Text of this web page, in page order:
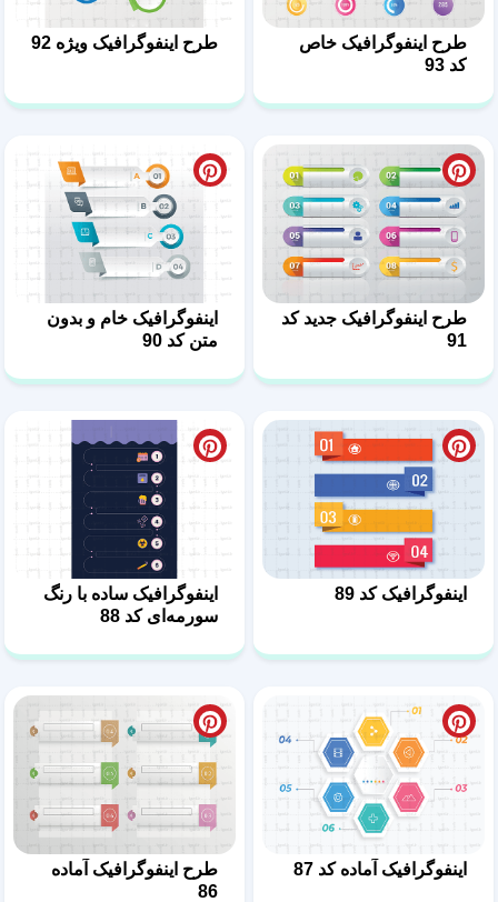
طرح اینفوگرافیک خاص
کد 93
طرح اینفوگرافیک ویژه 92
طرح اینفوگرافیک جدید کد
91
اینفوگرافیک خام و بدون
متن کد 90
اینفوگرافیک کد 89
اینفوگرافیک ساده با رنگ
سورمه‌ای کد 88
اینفوگرافیک آماده کد 87
طرح اینفوگرافیک آماده
86